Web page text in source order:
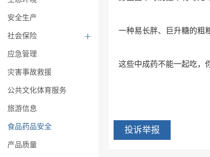
安全生产
社会保险
应急管理
灾害事故救援
公共文化体育服务
旅游信息
食品药品安全
产品质量
一种易长胖、巨升糖的粗
这些中成药不能一起吃，
投诉举报